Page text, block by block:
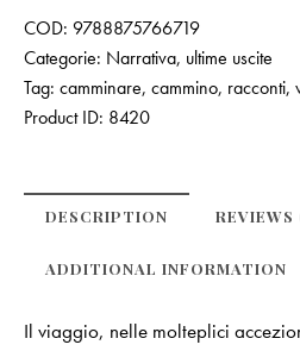
COD: 9788875766719
Categorie: Narrativa, ultime uscite
Tag: camminare, cammino, racconti,
Product ID: 8420
DESCRIPTION REVIEWS
ADDITIONAL INFORMATION
Il viaggio, nelle molteplici